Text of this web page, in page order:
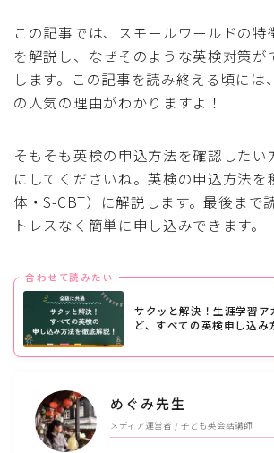
メディア運営
プロフィール
人気記事ランキング
【塾なしでOK！】
の口コミと評判【実
すめする効果的な英
この記事では、スモールワールドの特
を解説し、なぜそのような英検対策が
します。この記事を読み終える頃には
の人気の理由がわかりますよ！
そもそも英検の申込方法を確認したい
にしてくださいね。英検の申込方法を
体・S-CBT）に解説します。最後まで
トレスなく簡単に申し込みできます。
合わせて読みたい
サクッと解決！生涯学習ア
ど、すべての英検申し込み
めぐみ先生
メディア運営者 / 子ども英会話講師